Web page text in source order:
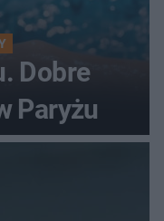
Dobre
Paryżu